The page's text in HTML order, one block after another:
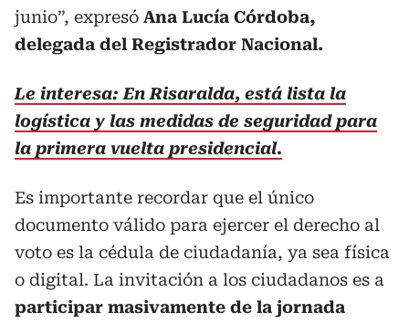
junio”, expresó Ana Lucía Córdoba,
delegada del Registrador Nacional.
Le interesa: En Risaralda, está lista la
logística y las medidas de seguridad para
la primera vuelta presidencial.
Es importante recordar que el único
documento válido para ejercer el derecho al
voto es la cédula de ciudadanía, ya sea física
o digital. La invitación a los ciudadanos es a
participar masivamente de la jornada